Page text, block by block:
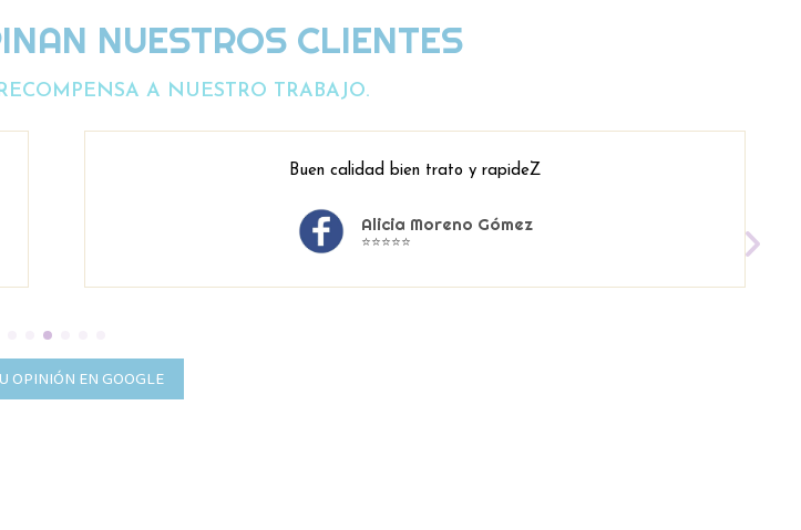
NUESTROS CLIENTES
A NUESTRO TRABAJO.
Buen calidad bien trato y rapideZ
Alicia Moreno Gómez
⭐⭐⭐⭐⭐
OPINIÓN EN GOOGLE